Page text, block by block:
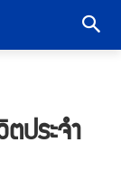
ประจำ